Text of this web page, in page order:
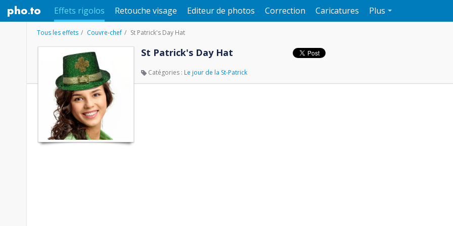
Effets rigolos Retouche visage Editeur de photos Correction Caricatures Plus
Tous les effets Couvre-chef St Patrick's Day Hat
St Patrick's Day Hat
Catégories : Le jour de la St-Patrick